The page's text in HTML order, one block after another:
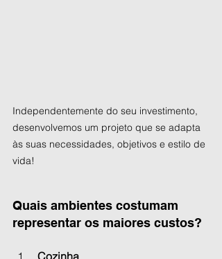
Independentemente do seu investimento,
desenvolvemos um projeto que se adapta
às suas necessidades, objetivos e estilo de
vida!
Quais ambientes costumam
representar os maiores custos?
Cozinha